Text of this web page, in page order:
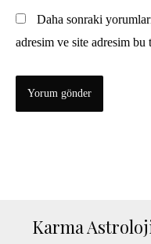
Daha sonraki
adresim ve site adresim bu
Karma